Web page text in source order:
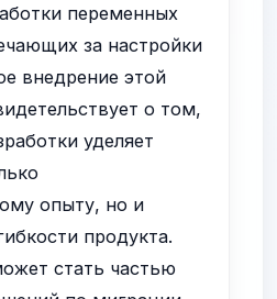
переменных
за настройки
внедрение этой
о том,
уделяет
опыту, но и
продукта.
стать частью